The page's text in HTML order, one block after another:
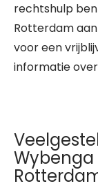
rechtshulp
Rotterdam
voor een
informatie